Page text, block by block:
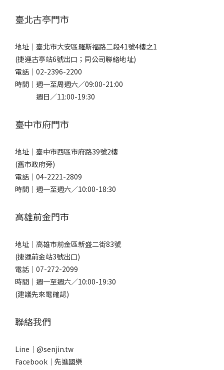
臺北古亭門市
地址｜ 臺北市大安區羅斯福路二段41號4樓之1
(捷運古亭站6號出口；同公司聯絡地址)
電話｜ 02-2396-2200
時間｜週一至周週六／09:00-21:00
週日／11:00-19:30
臺中市府門市
地址｜ 臺中市西區市府路39號2樓
(舊市政府旁)
電話｜ 04-2221-2809
時間｜週一至週六／10:00-18:30
高雄前金門市
地址｜ 高雄市前金區新盛二街83號
(捷運前金站3號出口)
電話｜ 07-272-2099
時間｜週一至週六／10:00-19:30
(建議先來電確認)
聯絡我們
Line｜ @senjin.tw
Facebook｜ 先進國樂